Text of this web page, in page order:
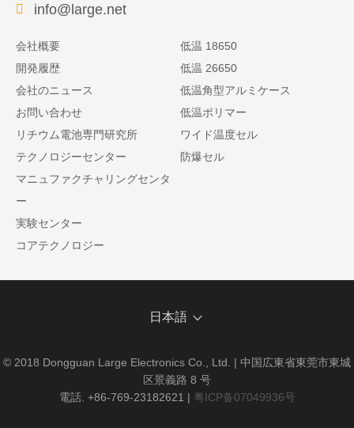
info@large.net
会社概要
開発履歴
会社のニュース
お問い合わせ
リチウム電池専門研究所
テクノロジーセンター
マニュファクチャリングセンタ
ー
実験センター
コアテクノロジー
低温 18650
低温 26650
低温角型アルミケース
低温ポリマー
ワイド温度セル
防爆セル
日本語
© 2018 Dongguan Large Electronics Co., Ltd. | 中国広東省東莞市東城
区景義路 8 号
電話. +86-769-23182621 | 粤ICP备07049936号